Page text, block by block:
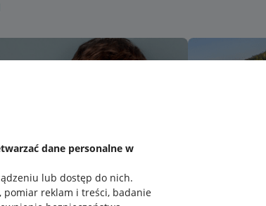
dane personalne w
lub dostęp do nich.
pomiar reklam i treści, badanie